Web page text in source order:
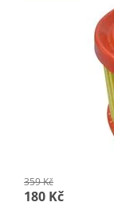
359 Kč
180 Kč